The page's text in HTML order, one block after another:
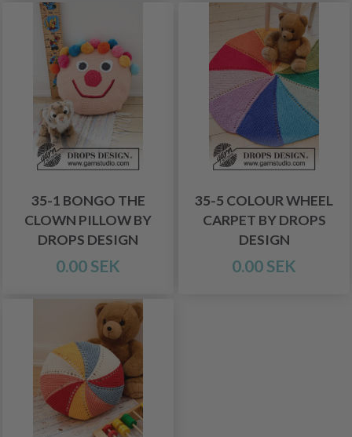
35-1 BONGO THE
CLOWN PILLOW BY
DROPS DESIGN
0.00 SEK
35-5 COLOUR WHEEL
CARPET BY DROPS
DESIGN
0.00 SEK